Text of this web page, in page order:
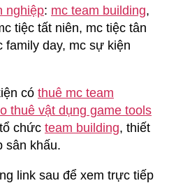
nghiệp: mc team building,
tiệc tất niên, mc tiệc tân
family day, mc sự kiện
có thuê mc team
thuê vật dụng game tools
chức team building, thiết
sân khấu.
link sau để xem trực tiếp